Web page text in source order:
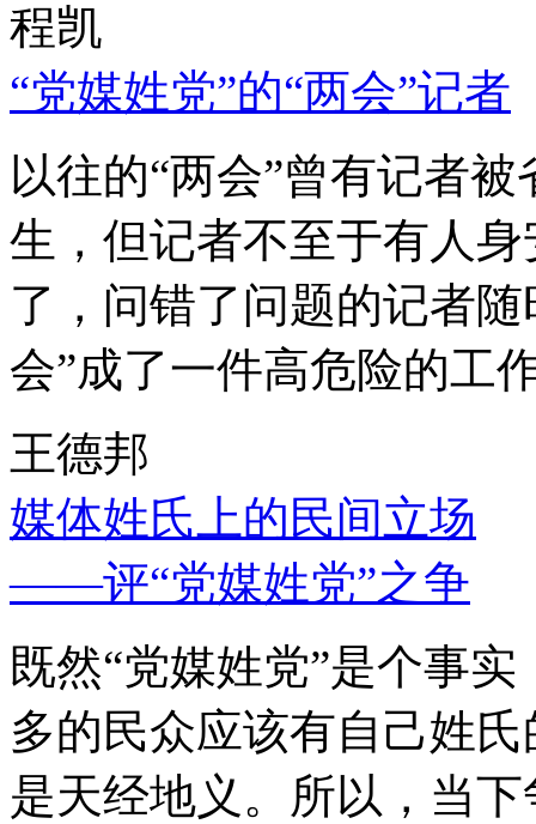
程凯
“党媒姓党”的“两会”记者
以往的“两会”曾有记者
生，但记者不至于有人
了，问错了问题的记者
会”成了一件高危险的工
王德邦
媒体姓氏上的民间立场
——评“党媒姓党”之争
既然“党媒姓党”是个事
多的民众应该有自己姓
是天经地义。所以，当